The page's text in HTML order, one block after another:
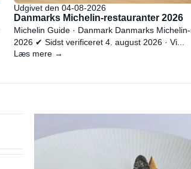
Udgivet den 04-08-2026
Danmarks Michelin-restauranter 2026
Michelin Guide · Danmark Danmarks
2026 ✔ Sidst verificeret 4. august 2026 · Vi...
Læs mere →